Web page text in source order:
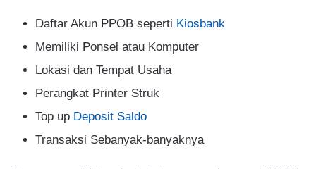
Daftar Akun PPOB seperti Kiosbank
Memiliki Ponsel atau Komputer
Lokasi dan Tempat Usaha
Perangkat Printer Struk
Top up Deposit Saldo
Transaksi Sebanyak-banyaknya